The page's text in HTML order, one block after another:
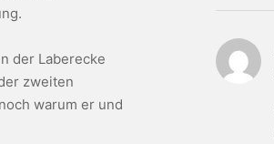
der Laberecke
zweiten
warum er und